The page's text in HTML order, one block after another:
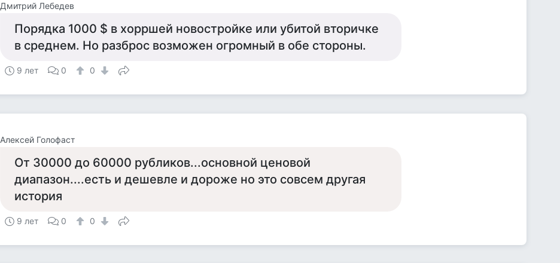
Дмитрий Лебедев
Порядка 1000 $ в хорршей новостройке или убитой вторичке
в среднем. Но разброс возможен огромный в обе стороны.
9 лет 0 0
Алексей Голофаст
От 30000 до 60000 рубликов...основной ценовой
диапазон....есть и дешевле и дороже но это совсем другая
история
9 лет 0 0